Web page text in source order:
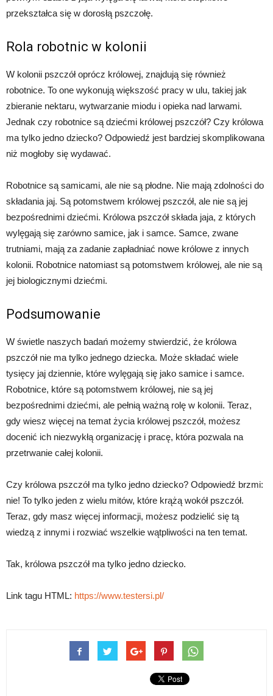
przekształca się w dorosłą pszczołę.
Rola robotnic w kolonii
W kolonii pszczół oprócz królowej, znajdują się również
robotnice. To one wykonują większość pracy w ulu, takiej jak
zbieranie nektaru, wytwarzanie miodu i opieka nad larwami.
Jednak czy robotnice są dziećmi królowej pszczół? Czy królowa
ma tylko jedno dziecko? Odpowiedź jest bardziej skomplikowana
niż mogłoby się wydawać.
Robotnice są samicami, ale nie są płodne. Nie mają zdolności do
składania jaj. Są potomstwem królowej pszczół, ale nie są jej
bezpośrednimi dziećmi. Królowa pszczół składa jaja, z których
wylęgają się zarówno samice, jak i samce. Samce, zwane
trutniami, mają za zadanie zapładniać nowe królowe z innych
kolonii. Robotnice natomiast są potomstwem królowej, ale nie są
jej biologicznymi dziećmi.
Podsumowanie
W świetle naszych badań możemy stwierdzić, że królowa
pszczół nie ma tylko jednego dziecka. Może składać wiele
tysięcy jaj dziennie, które wylęgają się jako samice i samce.
Robotnice, które są potomstwem królowej, nie są jej
bezpośrednimi dziećmi, ale pełnią ważną rolę w kolonii. Teraz,
gdy wiesz więcej na temat życia królowej pszczół, możesz
docenić ich niezwykłą organizację i pracę, która pozwala na
przetrwanie całej kolonii.
Czy królowa pszczół ma tylko jedno dziecko? Odpowiedź brzmi:
nie! To tylko jeden z wielu mitów, które krążą wokół pszczół.
Teraz, gdy masz więcej informacji, możesz podzielić się tą
wiedzą z innymi i rozwiać wszelkie wątpliwości na ten temat.
Tak, królowa pszczół ma tylko jedno dziecko.
Link tagu HTML: https://www.testersi.pl/